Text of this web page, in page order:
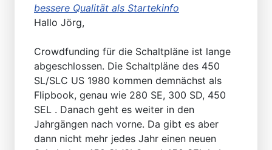
bessere Qualität als Startekinfo
Hallo Jörg,
Crowdfunding für die Schaltpläne ist lange
abgeschlossen. Die Schaltpläne des 450
SL/SLC US 1980 kommen demnächst als
Flipbook, genau wie 280 SE, 300 SD, 450
SEL . Danach geht es weiter in den
Jahrgängen nach vorne. Da gibt es aber
dann nicht mehr jedes Jahr einen neuen